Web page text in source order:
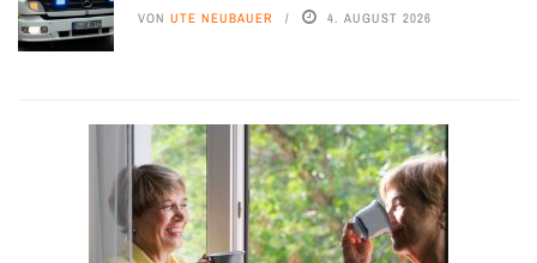
VON UTE NEUBAUER 4. AUGUST 2026